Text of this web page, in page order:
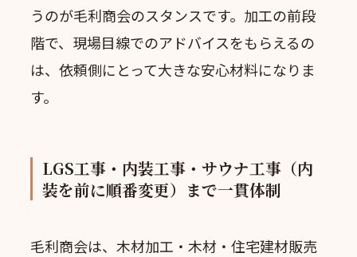
うのが毛利商会のスタンスです。加工の前段
階で、現場目線でのアドバイスをもらえるの
は、依頼側にとって大きな安心材料になりま
す。
LGS工事・内装工事・サウナ工事（内
装を前に順番変更）まで一貫体制
毛利商会は、木材加工・木材・住宅建材販売